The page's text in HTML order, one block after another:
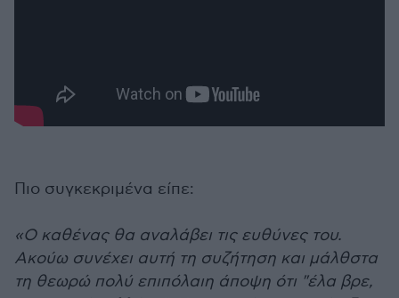
Πιο συγκεκριμένα είπε:
«Ο καθένας θα αναλάβει τις ευθύνες του.
Ακούω συνέχει αυτή τη συζήτηση και μάλθστα
τη θεωρώ πολύ επιπόλαιη άποψη ότι "έλα βρε,